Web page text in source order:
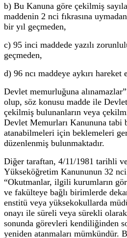
b) Bu Kanuna göre çekilmiş
maddenin 2 nci fıkrasına
bir yıl geçmeden,
c) 95 inci maddede yazılı
geçmeden,
d) 96 ncı maddeye aykırı
Devlet memurluğuna
olup, söz konusu madde ile
çekilmiş bulunanların veya
Devlet Memurları Kanununa tabi
atanabilmeleri için beklemeleri
düzenlenmiş bulunmaktadır.
Diğer taraftan, 4/11/1981 tarihli ve
Yükseköğretim Kanununun 32
“Okutmanlar, ilgili kurumların
ve fakülteye bağlı birimlerde
enstitü veya yüksekokullarda
onayı ile süreli veya sürekli
sonunda görevleri kendiliğinden
yeniden atanmaları mümkündür.